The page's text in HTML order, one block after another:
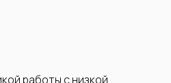
работы с низкой